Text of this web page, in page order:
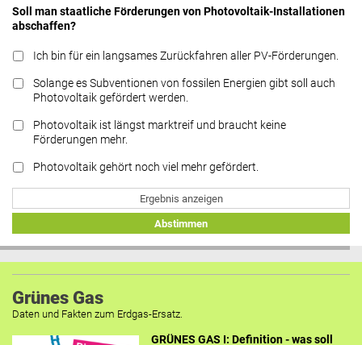
Soll man staatliche Förderungen von Photovoltaik-Installationen
abschaffen?
Ich bin für ein langsames Zurückfahren aller PV-Förderungen.
Solange es Subventionen von fossilen Energien gibt soll auch
Photovoltaik gefördert werden.
Photovoltaik ist längst marktreif und braucht keine
Förderungen mehr.
Photovoltaik gehört noch viel mehr gefördert.
Ergebnis anzeigen
Abstimmen
Grünes Gas
Daten und Fakten zum Erdgas-Ersatz.
GRÜNES GAS I: Definition - was soll